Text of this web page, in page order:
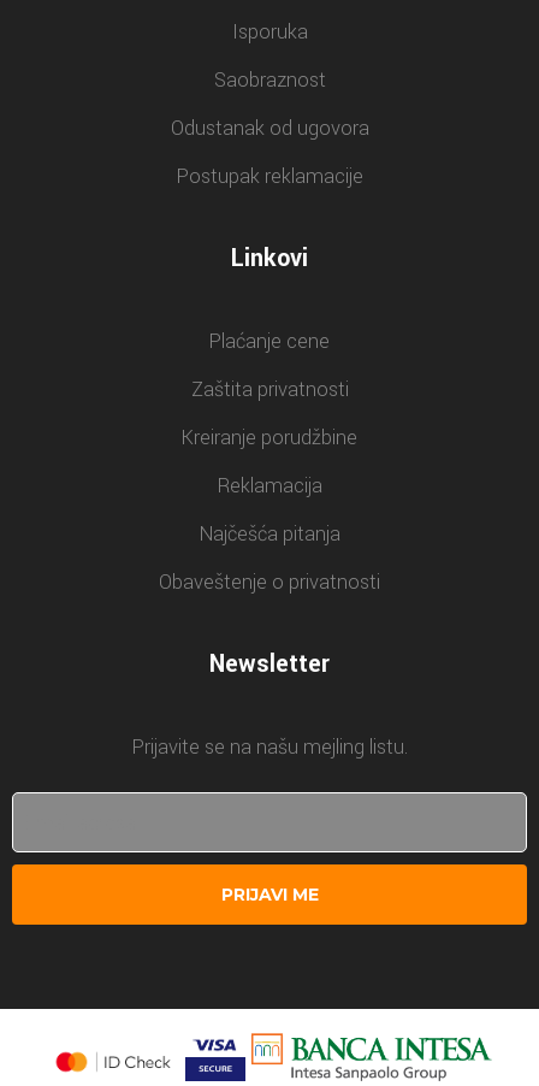
Isporuka
Saobraznost
Odustanak od ugovora
Postupak reklamacije
Linkovi
Plaćanje cene
Zaštita privatnosti
Kreiranje porudžbine
Reklamacija
Najčešća pitanja
Obaveštenje o privatnosti
Newsletter
Prijavite se na našu mejling listu.
PRIJAVI ME